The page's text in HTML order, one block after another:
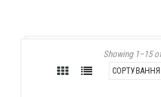
Showing 1–15